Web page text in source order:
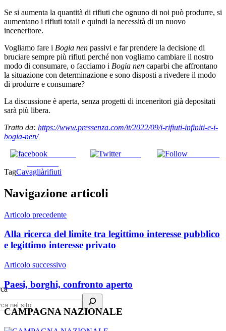
Se si aumenta la quantità di rifiuti che ognuno di noi può produrre, si
aumentano i rifiuti totali e quindi la necessità di un nuovo
inceneritore.
Vogliamo fare i Bogia nen passivi e far prendere la decisione di
bruciare sempre più rifiuti perché non vogliamo cambiare il nostro
modo di consumare, o facciamo i Bogia nen caparbi che affrontano
la situazione con determinazione e sono disposti a rivedere il modo
di produrre e consumare?
La discussione è aperta, senza progetti di inceneritori già depositati
sarà più libera.
Tratto da: https://www.pressenza.com/it/2022/09/i-rifiuti-infiniti-e-i-
bogia-nen/
Tweet
TagCavagliàrifiuti
Navigazione articoli
Articolo precedente
Alla ricerca del limite tra legittimo interesse pubblico
e legittimo interesse privato
Articolo successivo
Paesi, borghi, confronto aperto
CAMPAGNA NAZIONALE